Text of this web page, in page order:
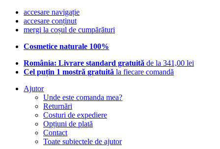
accesare navigație
accesare conținut
mergi la coșul de cumpărături
Cosmetice naturale 100%
România: Livrare standard gratuită de la 341,00 lei
Cel puțin 1 mostră gratuită la fiecare comandă
Ajutor
Unde este comanda mea?
Returnări
Costuri de expediere
Opțiuni de plată
Contact
Toate subiectele de ajutor